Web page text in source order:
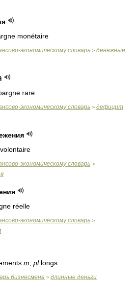
monétaire
экономическому словарь > денежные
rare
экономическому словарь > дефицит
экономическому словарь >
réelle
экономическому словарь >
m; pllongs
бизнесмена > длинные деньги